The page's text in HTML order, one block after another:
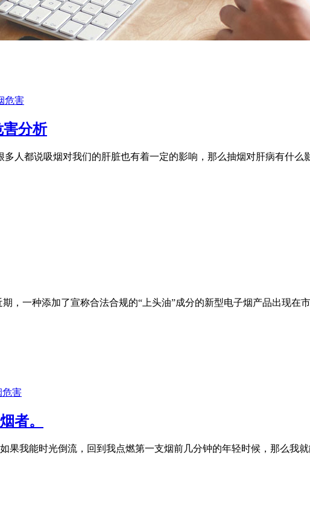
危害
害分析
人都说吸烟对我们的肝脏也有着一定的影响，那么抽烟对肝病有什
，一种添加了宣称合法合规的“上头油”成分的新型电子烟产品出现在
危害
者。
果我能时光倒流，回到我点燃第一支烟前几分钟的年轻时候，那么我